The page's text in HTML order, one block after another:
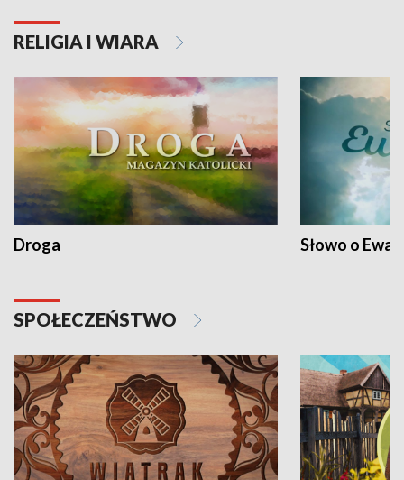
RELIGIA I WIARA
Droga Słowo o
SPOŁECZEŃSTWO